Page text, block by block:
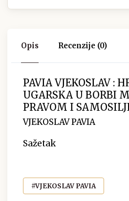
Opis Recenzije (0)
PAVIA VJEKOSLAV :
UGARSKA U BORBI
PRAVOM I
VJEKOSLAV PAVIA
Sažetak
#VJEKOSLAV PAVIA